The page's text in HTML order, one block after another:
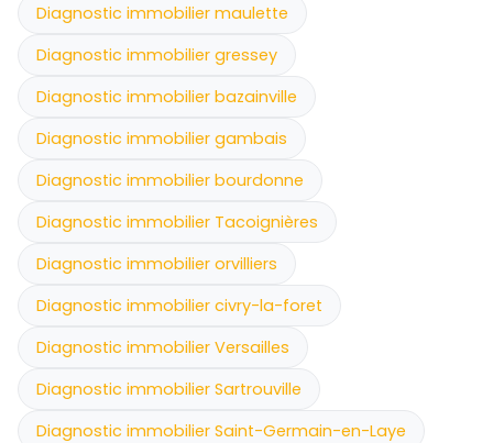
Diagnostic immobilier maulette
Diagnostic immobilier gressey
Diagnostic immobilier bazainville
Diagnostic immobilier gambais
Diagnostic immobilier bourdonne
Diagnostic immobilier Tacoignières
Diagnostic immobilier orvilliers
Diagnostic immobilier civry-la-foret
Diagnostic immobilier Versailles
Diagnostic immobilier Sartrouville
Diagnostic immobilier Saint-Germain-en-Laye